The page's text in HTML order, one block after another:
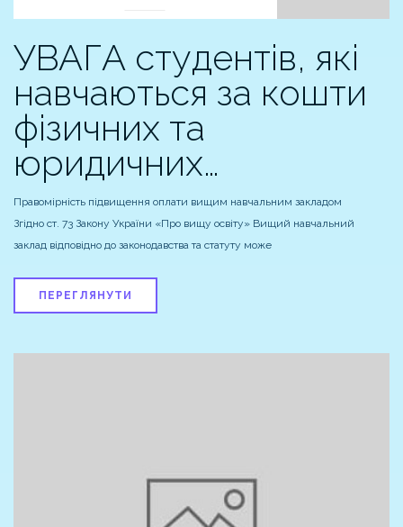
УВАГА студентів, які
навчаються за кошти
фізичних та
юридичних…
Правомірність підвищення оплати вищим навчальним закладом
Згідно ст. 73 Закону України «Про вищу освіту» Вищий навчальний
заклад відповідно до законодавства та статуту може
ПЕРЕГЛЯНУТИ